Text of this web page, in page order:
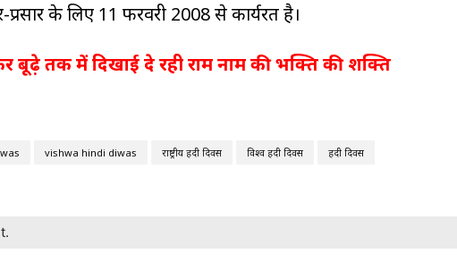
के लिए 11 फरवरी 2008 से कार्यरत है।
बूढ़े तक में दिखाई दे रही राम नाम की भक्ति की शक्ति
vishwa hindi diwas राष्ट्रीय हिंदी दिवस विश्व हिंदी दिवस हिंदी दिवस